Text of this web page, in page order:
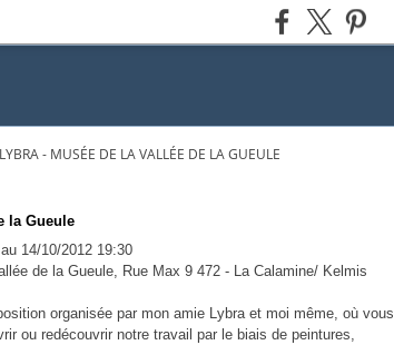
- MUSÉE DE LA VALLÉE DE LA GUEULE
la Gueule
14/10/2012 19:30
de la Gueule, Rue Max 9 472 - La Calamine/ Kelmis
organisée par mon amie Lybra et moi même, où vous
ou redécouvrir notre travail par le biais de peintures,